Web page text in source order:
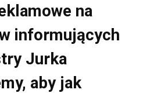
na
informujących
Jurka
aby jak